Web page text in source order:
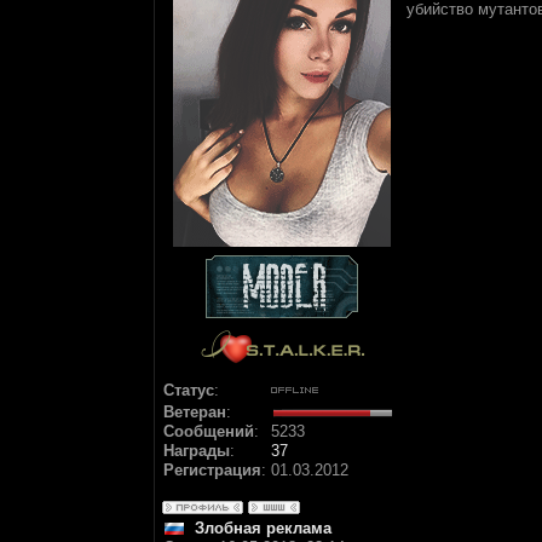
Статус:
Ветеран:
Сообщений:
5233
Награды:
37
Регистрация: 01.03.2012
убийство
Злобная реклама